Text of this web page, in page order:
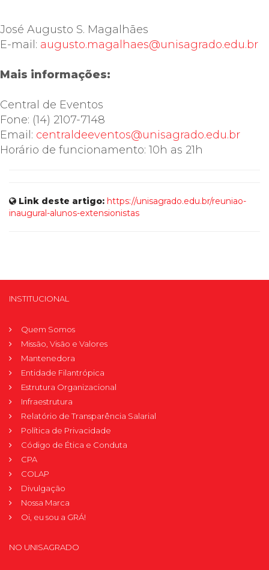
José Augusto S. Magalhães
E-mail: augusto.magalhaes@unisagrado.edu.br
Mais informações:
Central de Eventos
Fone: (14) 2107-7148
Email: centraldeeventos@unisagrado.edu.br
Horário de funcionamento: 10h as 21h
Link deste artigo: https://unisagrado.edu.br/reuniao-
inaugural-alunos-extensionistas
INSTITUCIONAL
Quem Somos
Missão, Visão e Valores
Mantenedora
Entidade Filantrópica
Estrutura Organizacional
Infraestrutura
Relatório de Transparência Salarial
Política de Privacidade
Código de Ética e Conduta
CPA
COLAP
Divulgação
Nossa Marca
Oi, eu sou a GRÁ!
NO UNISAGRADO